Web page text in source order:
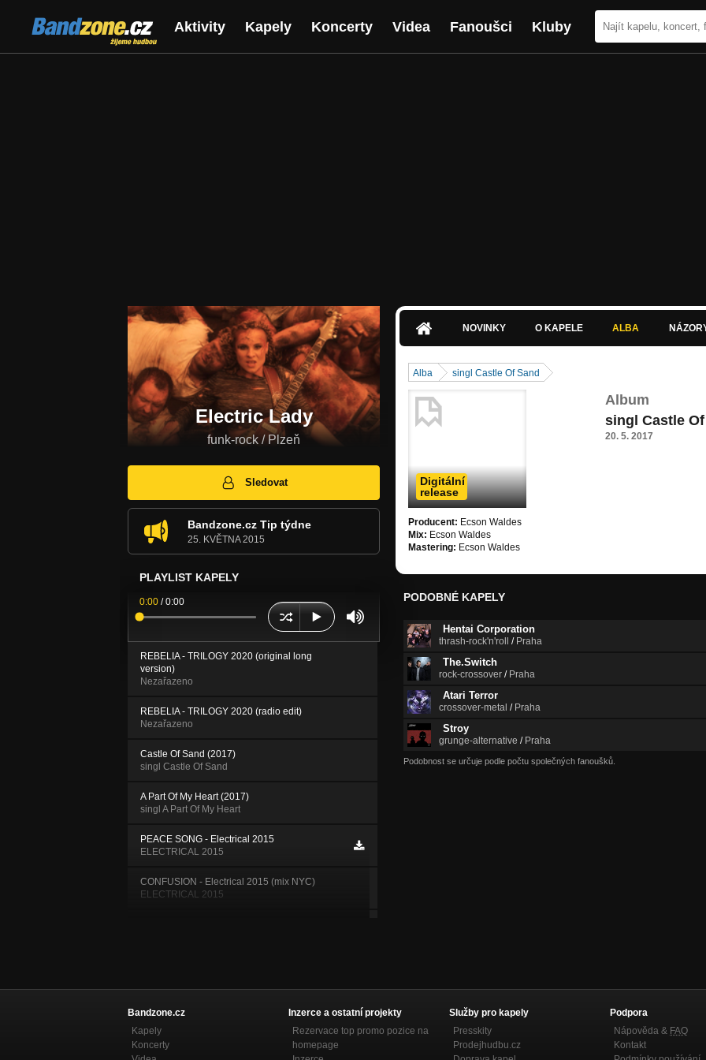
Bandzone.cz
žijeme hudbou
Aktivity Kapely Koncerty Videa Fanoušci Kluby
Electric Lady
funk-rock / Plzeň
Sledovat
Bandzone.cz Tip týdne
25. KVĚTNA 2015
PLAYLIST KAPELY
0:00 /0:00
REBELIA - TRILOGY 2020 (original long
version)
Nezařazeno
REBELIA - TRILOGY 2020 (radio edit)
Nezařazeno
Castle Of Sand (2017)
singl Castle Of Sand
A Part Of My Heart (2017)
singl A Part Of My Heart
PEACE SONG - Electrical 2015
ELECTRICAL 2015
CONFUSION - Electrical 2015 (mix NYC)
ELECTRICAL 2015
ELECTRICAL 2015
RÁDIA
Nezařazeno
NOVINKY O KAPELE ALBA
Alba singl Castle Of Sand
Digitální
release
Producent: Ecson Waldes
Mix: Ecson Waldes
Mastering: Ecson Waldes
Album
singl Castle Of
20. 5. 2017
PODOBNÉ KAPELY
Hentai Corporation
thrash-rock'n'roll / Praha
The.Switch
rock-crossover / Praha
Atari Terror
crossover-metal / Praha
Stroy
grunge-alternative / Praha
Podobnost se určuje podle počtu společných fanoušků.
Bandzone.cz
Kapely
Koncerty
Inzerce a ostatní projekty
Rezervace top promo pozice na
homepage
Služby pro kapely
Presskity
Prodejhudbu.cz
Podpora
Nápověda & FAQ
Kontakt